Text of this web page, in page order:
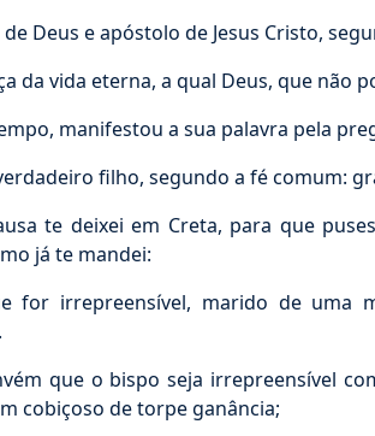
Deus e apóstolo de Jesus Cristo,
da vida eterna, a qual Deus, que não
manifestou a sua palavra pela
filho, segundo a fé comum:
te deixei em Creta, para que
já te mandei:
irrepreensível, marido de uma
que o bispo seja irrepreensível
cobiçoso de torpe ganância;